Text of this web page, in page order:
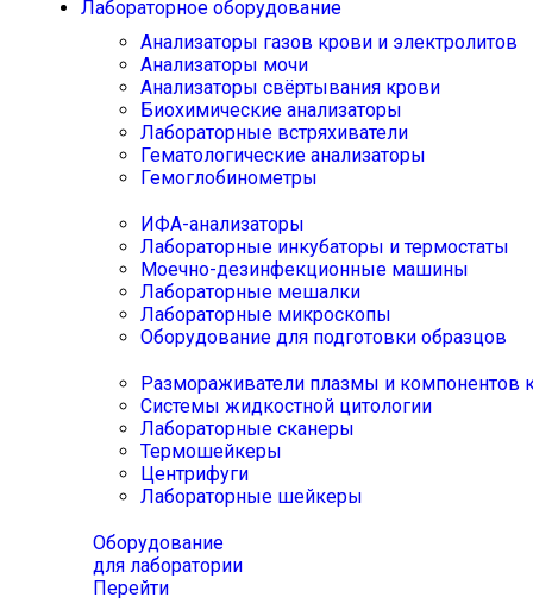
Лабораторное оборудование
Анализаторы газов крови и электролитов
Анализаторы мочи
Анализаторы свёртывания крови
Биохимические анализаторы
Лабораторные встряхиватели
Гематологические анализаторы
Гемоглобинометры
ИФА-анализаторы
Лабораторные инкубаторы и термостаты
Моечно-дезинфекционные машины
Лабораторные мешалки
Лабораторные микроскопы
Оборудование для подготовки образцов
Размораживатели плазмы и компонентов
Системы жидкостной цитологии
Лабораторные сканеры
Термошейкеры
Центрифуги
Лабораторные шейкеры
Оборудование
для лаборатории
Перейти